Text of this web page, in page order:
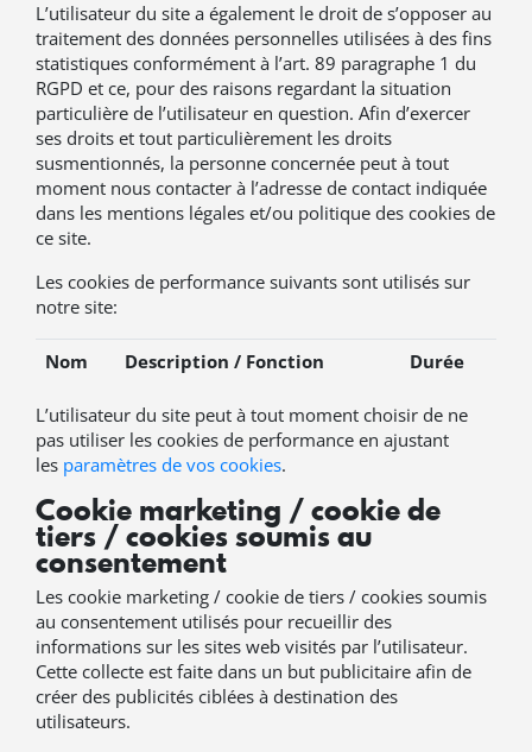
L’utilisateur du site a également le droit de s’opposer au
traitement des données personnelles utilisées à des fins
statistiques conformément à l’art. 89 paragraphe 1 du
RGPD et ce, pour des raisons regardant la situation
particulière de l’utilisateur en question. Afin d’exercer
ses droits et tout particulièrement les droits
susmentionnés, la personne concernée peut à tout
moment nous contacter à l’adresse de contact indiquée
dans les mentions légales et/ou politique des cookies de
ce site.
Les cookies de performance suivants sont utilisés sur
notre site:
Nom Description / Fonction Durée
L’utilisateur du site peut à tout moment choisir de ne
pas utiliser les cookies de performance en ajustant
les paramètres de vos cookies.
Cookie marketing / cookie de
tiers / cookies soumis au
consentement
Les cookie marketing / cookie de tiers / cookies soumis
au consentement utilisés pour recueillir des
informations sur les sites web visités par l’utilisateur.
Cette collecte est faite dans un but publicitaire afin de
créer des publicités ciblées à destination des
utilisateurs.